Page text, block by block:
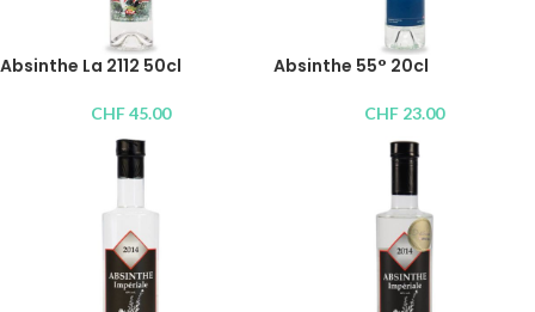
Absinthe La 2112 50cl
CHF45.00
Absinthe 55° 20cl
CHF 23.00